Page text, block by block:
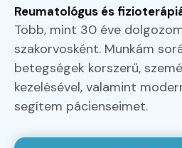
Reumatológus és
Több, mint 30 éve
szakorvosként. Munkám
betegségek korszerű,
kezelésével, valamint
segítem pácienseimet.